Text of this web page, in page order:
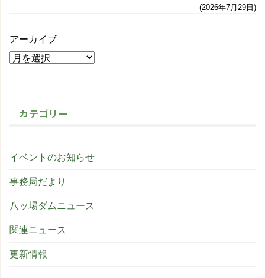
2026年7月29日
アーカイブ
カテゴリー
イベントのお知らせ
事務局だより
八ッ場ダムニュース
関連ニュース
更新情報